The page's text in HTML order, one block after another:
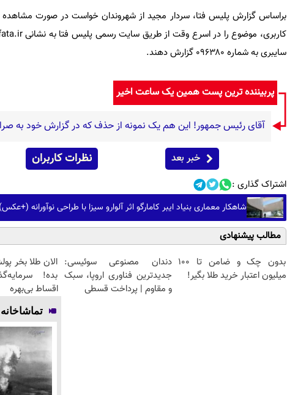
براساس گزارش پلیس فتا، سردار مجید از شهروندان خواست در صورت
سایبری به شماره ۰۹۶۳۸۰ گزارش دهند.
پربیننده ترین پست همین یک ساعت اخیر
آقای رئیس جمهور! این هم یک نمونه از حذف که در گزارش خود به
خبر بعد نظرات کاربران
اشتراک گذاری :
شاهکار معماری بنیاد ایبر کامارگو اثر آلوارو سیزا با طراحی نوآورانه (+عکس)
مطالب پیشنهادی
بدون چک و ضامن تا 100
میلیون اعتبار خرید طلا بگیر!
دندان مصنوعی سوئیسی:
جدیدترین فناوری اروپا، سبک
و مقاوم | پرداخت قسطی
بده!
اقساط بی‌بهره
تماشاخانه